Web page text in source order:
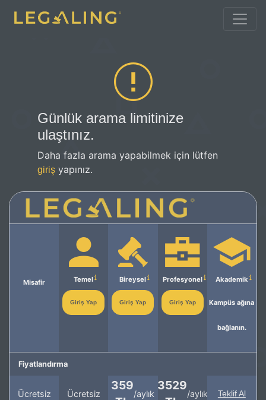
Günlük arama limitinize
ulaştınız.
Daha fazla arama yapabilmek için lütfen
giriş yapınız.
Misafir Temel
Giriş Yap
Bireysel
Giriş Yap
Profesyonel
Giriş Yap
Akademik
Kampüs ağına
bağlanın.
Fiyatlandırma
Ücretsiz Ücretsiz
359
/aylık
3529
/aylık Teklif Al